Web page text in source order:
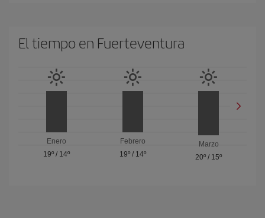
El tiempo en Fuerteventura
Enero
19º/ 14º
Febrero
19º/ 14º
Marzo
20º / 15º